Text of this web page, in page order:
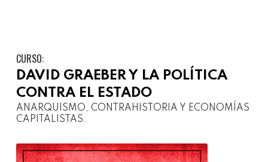
CURSO:
DAVID GRAEBER Y LA POLÍTICA
CONTRA EL ESTADO
ANARQUISMO, CONTRAHISTORIA Y ECONOMÍAS
CAPITALISTAS.